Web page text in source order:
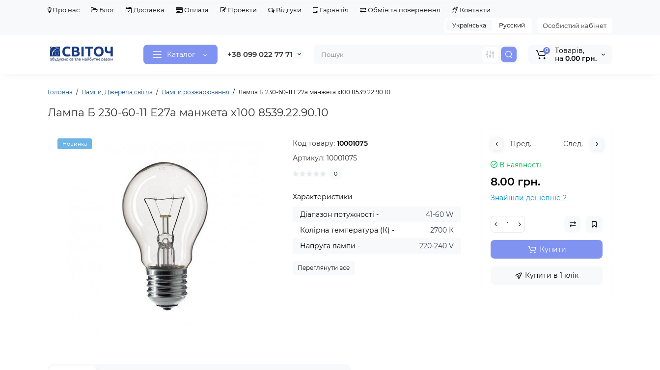
Про нас Блог Доставка Оплата Проекти Відгуки Гарантія Обмін та повернення
Контакти
Особистий кабінет
Українська Русский
Каталог +38 099 022 77 71 0
Tоварів,
на 0.00 грн.
Головна Лампи, Джерела світла Лампи розжарювання Лампа Б 230-60-11 Е27а манжета х100 8539.22.90.10
Лампа Б 230-60-11 Е27а манжета х100 8539.22.90.10
Новинка Код товару:10001075
Артикул:10001075
0
Характеристики
Діапазон потужності -
41-60 W
Колірна температура (К) -
2700 К
Напруга лампи -
220-240 V
Переглянути все
Пред. След.
В наявності
8.00 грн.
Знайшли дешевше ?
Купити
Купити в 1 клік